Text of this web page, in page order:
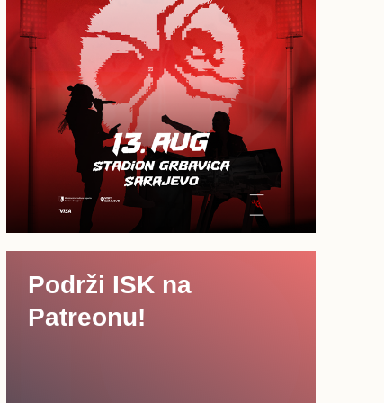
Podrži ISK na
Patreonu!